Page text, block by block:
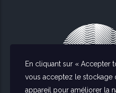
En cliquant sur « Accepter
vous acceptez le stockage
appareil pour améliorer la